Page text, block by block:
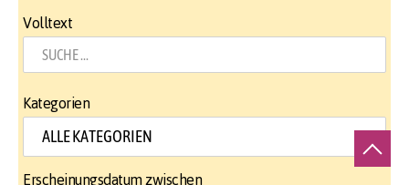
Volltext
Kategorien
Erscheinungsdatum zwischen